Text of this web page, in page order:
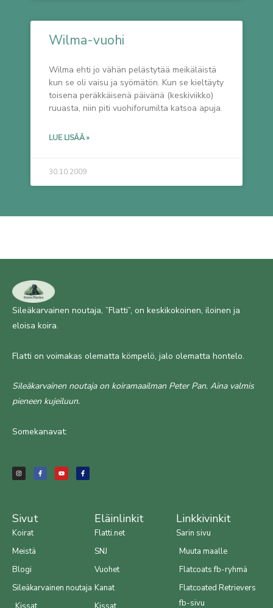
Wilma-vuohi
Wilma ehti jo vähän pelästytää meikäläistä
kun se oli vaisu ja syömätön. Kun se kieltäyty
toisena peräkkäisenä päivänä (keskiviikko)
ruuasta, niin piti vuohiforumilta katsoa apuja.
LUE LISÄÄ »
30.10.2009
Sileäkarvainen noutaja, ”Flatti”, on keskikokoinen, iloinen ja
eloisa koira.
Flatti on voimakas olematta kömpelö, jalo olematta hontelo.
Sileäkarvainen noutaja on koiramaailman Peter Pan. Aina valmis
pieneen kujeiluun.
Somekanavat:
s
t
a
c
e
b
u
t
u
c
e
b
Sivut
Koirat
Meistä
Blogi
Sileäkarvainen noutaja
Eläinlinkit
Flatti.net
SNJ
Vuohet
Kanat
Linkkivinkit
Sarin sivu
Muuta maalle
Flatcoats fb-ryhmä
Flatcoated Retrievers
fb-sivu